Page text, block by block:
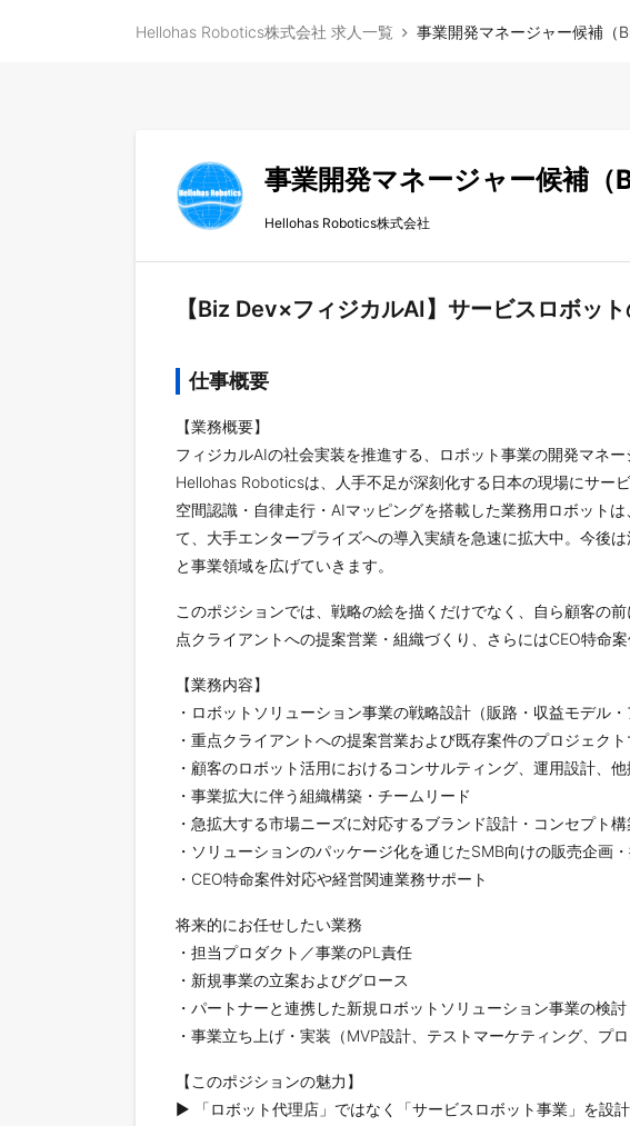
Hellohas Robotics株式会社 求人一覧 事業開発マネージャー候補（
事業開発マネージャー候補（
Hellohas Robotics株式会社
【Biz Dev×フィジカルAI】サービスロボッ
仕事概要
【業務概要】
フィジカルAIの社会実装を推進する、ロボット事業の開発マネー
Hellohas Roboticsは、人手不足が深刻化する日本の現場にサー
空間認識・自律走行・AIマッピングを搭載した業務用ロボット
て、大手エンタープライズへの導入実績を急速に拡大中。今後
と事業領域を広げていきます。
このポジションでは、戦略の絵を描くだけでなく、自ら顧客の
点クライアントへの提案営業・組織づくり、さらにはCEO特命
【業務内容】
・ロボットソリューション事業の戦略設計（販路・収益モデル
・重点クライアントへの提案営業および既存案件のプロジェク
・顧客のロボット活用におけるコンサルティング、運用設計、
・事業拡大に伴う組織構築・チームリード
・急拡大する市場ニーズに対応するブランド設計・コンセプト構
・ソリューションのパッケージ化を通じたSMB向けの販売企画
・CEO特命案件対応や経営関連業務サポート
将来的にお任せしたい業務
・担当プロダクト／事業のPL責任
・新規事業の立案およびグロース
・パートナーと連携した新規ロボットソリューション事業の検討
・事業立ち上げ・実装（MVP設計、テストマーケティング、プロ
【このポジションの魅力】
▶ 「ロボット代理店」ではなく「サービスロボット事業」を設